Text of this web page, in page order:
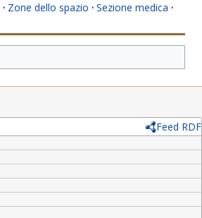
· Zone dello spazio · Sezione medica ·
Feed RDF